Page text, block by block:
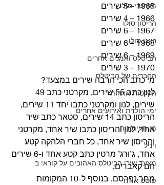
מקרטני סולו
הריסון סולו
רינגו סולו
הביטלס ואמנים אחרים
החברים של הביטלס
הקלטות אחרות
ימי הולדת ואירועים אחרים
מן העיתונות
ויניל
מצעד שירי הביטלס האהובים על קוראי ב
פוסט אורח
1965 – 5 שירים
1966 – 4 שירים
1967 – 6 שירים
1968 – 6 שירים
1969 – 6 שירים
1970 – 3 שירים
מי כתב הכי הרבה שירים במצעד?
שירים, לנון ומקרטני כתבו יחד 11 שירים,
הריסון כתב 14 שירים, סטאר כתב שיר
אחד, לנון והריסון כתבו שיר אחד, מקרטני
והריסון שיר אחד, כל חברי הלהקה קטע
אחד, ג’ורג’ מרטין כתב קטע אחד ו-6 שירים
הם קאברים.
מחר נפרסם, בנוסף ל-10 המקומות